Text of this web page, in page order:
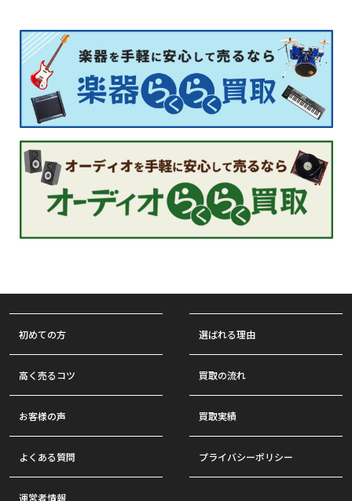
初めての方 選ばれる理由
高く売るコツ 買取の流れ
お客様の声 買取実績
よくある質問 プライバシーポリシー
運営者情報